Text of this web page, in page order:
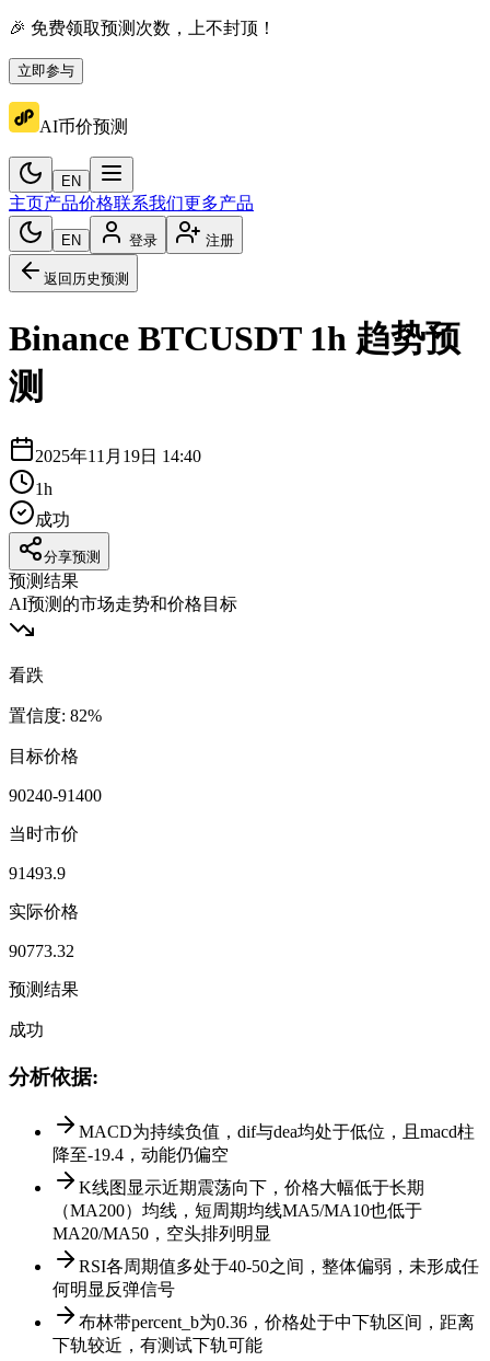
🎉 免费领取预测次数，上不封顶！
立即参与
AI币价预测
EN
主页产品价格联系我们更多产品
EN 登录 注册
返回历史预测
Binance BTCUSDT 1h 趋势预
测
2025年11月19日 14:40
1h
成功
分享预测
预测结果
AI预测的市场走势和价格目标
看跌
置信度: 82%
目标价格
90240-91400
当时市价
91493.9
实际价格
90773.32
预测结果
成功
分析依据:
MACD为持续负值，dif与dea均处于低位，且macd柱
降至-19.4，动能仍偏空
K线图显示近期震荡向下，价格大幅低于长期
（MA200）均线，短周期均线MA5/MA10也低于
MA20/MA50，空头排列明显
RSI各周期值多处于40-50之间，整体偏弱，未形成任
何明显反弹信号
布林带percent_b为0.36，价格处于中下轨区间，距离
下轨较近，有测试下轨可能